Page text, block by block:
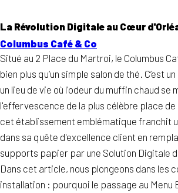
La Révolution Digitale au Cœur
Columbus Café & Co
Situé au 2 Place du Martroi, le Columbus
bien plus qu’un simple salon de thé. C’est
un lieu de vie où l'odeur du muffin chaud se
l'effervescence de la plus célèbre place de
cet établissement emblématique franchit
dans sa quête d'excellence client en
supports papier par une Solution Digitale
Dans cet article, nous plongeons dans les
installation : pourquoi le passage au Menu